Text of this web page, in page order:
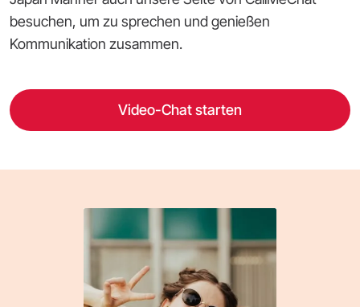
besuchen, um zu sprechen und genießen
Kommunikation zusammen.
Video-Chat starten